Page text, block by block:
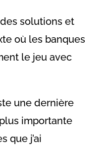
solutions et
où les banques
le jeu avec
une dernière
importante
que j’ai